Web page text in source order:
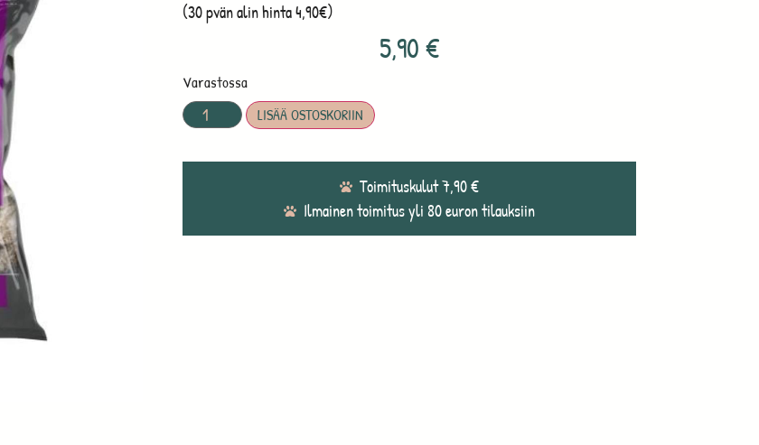
(30 pvän alin hinta 4,90€)
5,90€
Varastossa
LISÄÄ OSTOSKORIIN
Toimituskulut 7,90 €
Ilmainen toimitus yli 80 euron tilauksiin